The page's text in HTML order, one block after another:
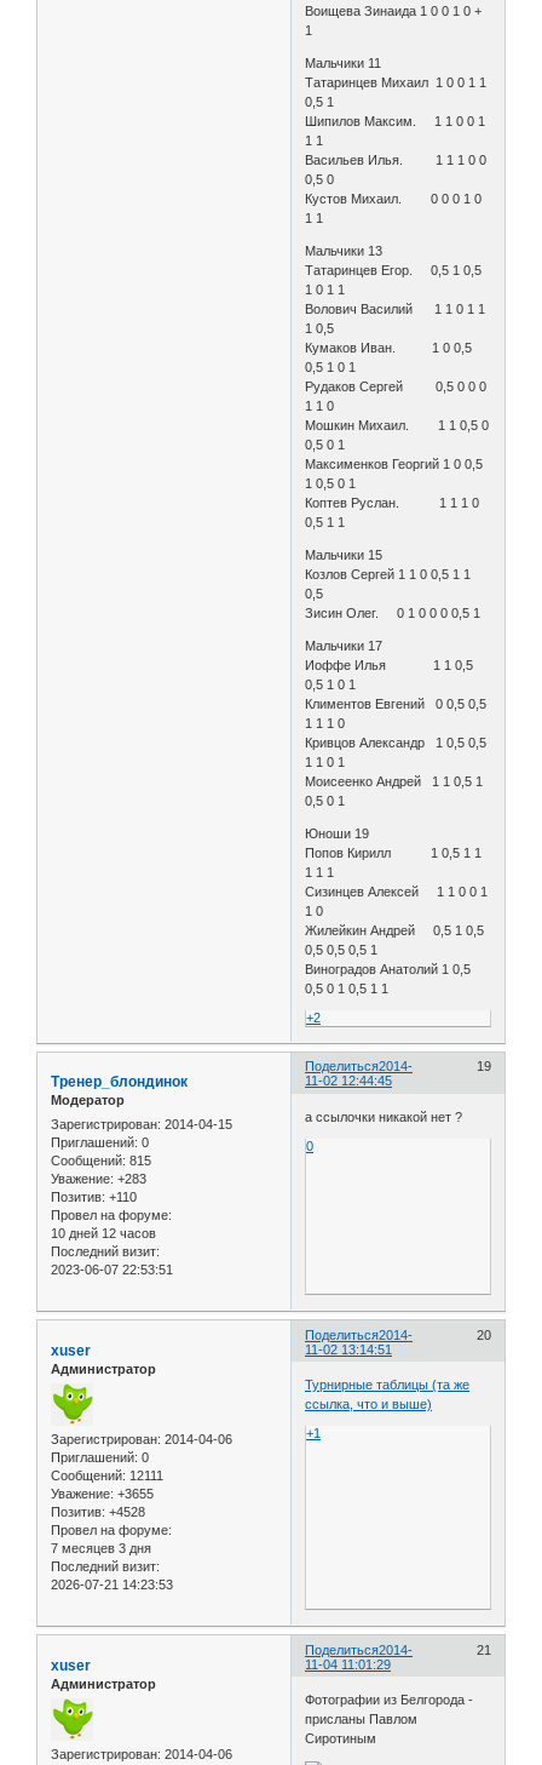
Воищева Зинаида 1 0 0 1 0 +
1
Мальчики 11
Татаринцев Михаил 1 0 0 1 1
0,5 1
Шипилов Максим. 1 1 0 0 1
1 1
Васильев Илья. 1 1 1 0 0
0,5 0
Кустов Михаил. 0 0 0 1 0
1 1
Мальчики 13
Татаринцев Егор. 0,5 1 0,5
1 0 1 1
Волович Василий 1 1 0 1 1
1 0,5
Кумаков Иван. 1 0 0,5
0,5 1 0 1
Рудаков Сергей 0,5 0 0 0
1 1 0
Мошкин Михаил. 1 1 0,5 0
0,5 0 1
Максименков Георгий 1 0 0,5
1 0,5 0 1
Коптев Руслан. 1 1 1 0
0,5 1 1
Мальчики 15
Козлов Сергей 1 1 0 0,5 1 1
0,5
Зисин Олег. 0 1 0 0 0 0,5 1
Мальчики 17
Иоффе Илья 1 1 0,5
0,5 1 0 1
Климентов Евгений 0 0,5 0,5
1 1 1 0
Кривцов Александр 1 0,5 0,5
1 1 0 1
Моисеенко Андрей 1 1 0,5 1
0,5 0 1
Юноши 19
Попов Кирилл 1 0,5 1 1
1 1 1
Сизинцев Алексей 1 1 0 0 1
1 0
Жилейкин Андрей 0,5 1 0,5
0,5 0,5 0,5 1
Виноградов Анатолий 1 0,5
0,5 0 1 0,5 1 1
+2
Поделиться 19
2014-
11-02 12:44:45
Тренер_блондинок
Модератор
Зарегистрирован: 2014-04-15
Приглашений: 0
Сообщений: 815
Уважение: +283
Позитив: +110
Провел на форуме:
10 дней 12 часов
Последний визит:
2023-06-07 22:53:51
а ссылочки никакой нет ?
0
Поделиться 20
2014-
11-02 13:14:51
xuser
Администратор
Зарегистрирован: 2014-04-06
Приглашений: 0
Сообщений: 12111
Уважение: +3655
Позитив: +4528
Провел на форуме:
7 месяцев 3 дня
Последний визит:
2026-07-21 14:23:53
Турнирные таблицы (та же
ссылка, что и выше)
+1
Поделиться 21
2014-
11-04 11:01:29
xuser
Администратор
Зарегистрирован: 2014-04-06
Фотографии из Белгорода -
присланы Павлом
Сиротиным